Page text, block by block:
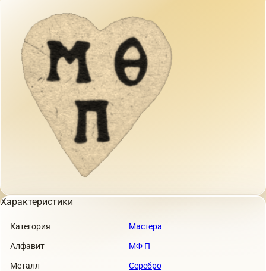
Характеристики
Категория Мастера
Алфавит МФ П
Металл Серебро